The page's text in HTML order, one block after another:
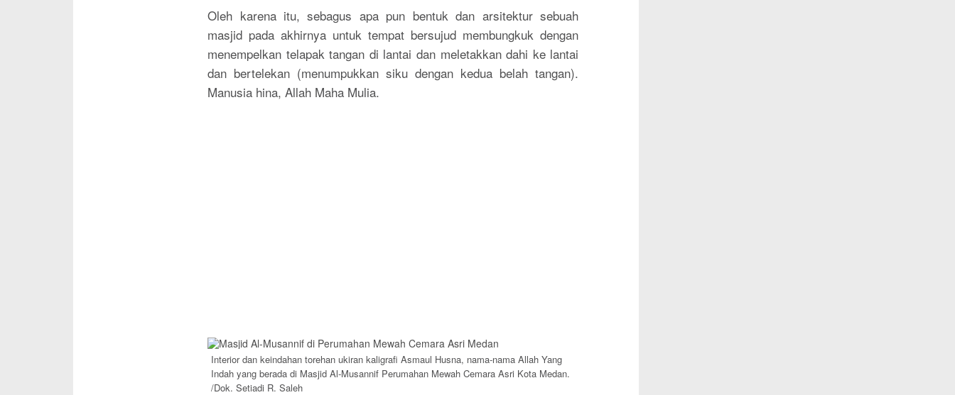
Oleh karena itu, sebagus apa pun bentuk dan arsitektur sebuah
masjid pada akhirnya untuk tempat bersujud membungkuk dengan
menempelkan telapak tangan di lantai dan meletakkan dahi ke lantai
dan bertelekan (menumpukkan siku dengan kedua belah tangan).
Manusia hina, Allah Maha Mulia.
Interior dan keindahan torehan ukiran kaligrafi Asmaul Husna, nama-nama Allah Yang
Indah yang berada di Masjid Al-Musannif Perumahan Mewah Cemara Asri Kota Medan.
/Dok. Setiadi R. Saleh